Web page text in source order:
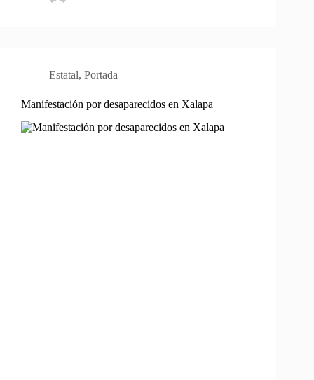
Estatal, Portada
Manifestación por desaparecidos en Xalapa